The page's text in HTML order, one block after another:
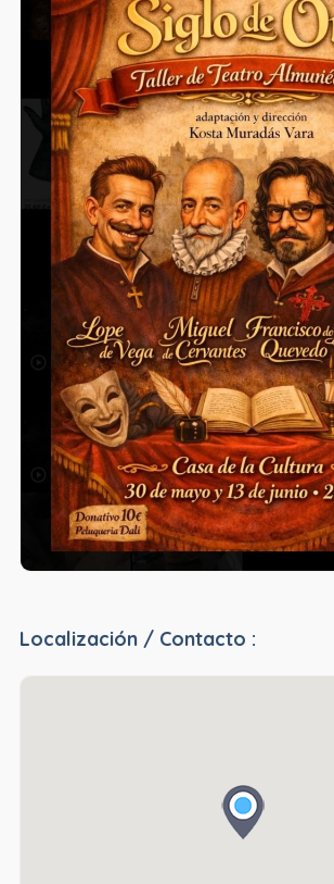
Localización / Contacto :